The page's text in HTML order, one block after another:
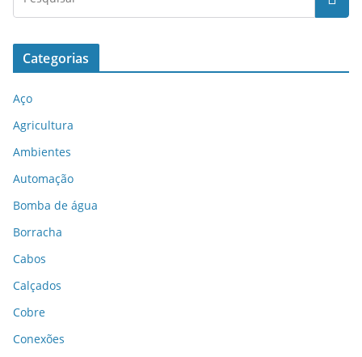
Categorias
Aço
Agricultura
Ambientes
Automação
Bomba de água
Borracha
Cabos
Calçados
Cobre
Conexões